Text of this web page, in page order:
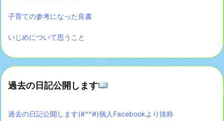
子育ての参考になった良書
いじめについて思うこと
過去の日記公開します
過去の日記公開します(#^^#)個人Facebookより抜粋